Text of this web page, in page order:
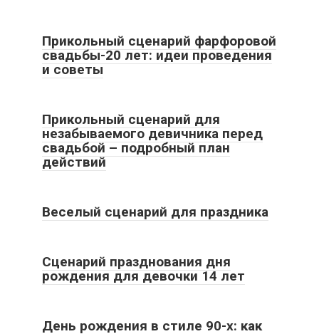
Прикольный сценарий фарфоровой
свадьбы-20 лет: идеи проведения
и советы
Прикольный сценарий для
незабываемого девичника перед
свадьбой – подробный план
действий
Веселый сценарий для праздника
Сценарий празднования дня
рождения для девочки 14 лет
День рождения в стиле 90-х: как